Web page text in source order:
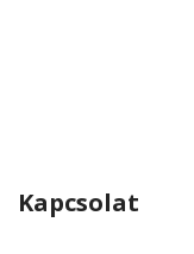
Kapcsolat